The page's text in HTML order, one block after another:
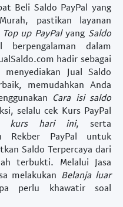
Beli Saldo PayPal yang
, pastikan layanan
Top up PayPalyang Saldo
berpengalaman dalam
hadir sebagai
menyediakan Jual Saldo
memudahkan Anda
Cara isi saldo
selalu cek Kurs PayPal
kurs hari ini, serta
Rekber PayPal untuk
Saldo Terpercaya dari
terbukti. Melalui Jasa
melakukan Belanja luar
perlu khawatir soal